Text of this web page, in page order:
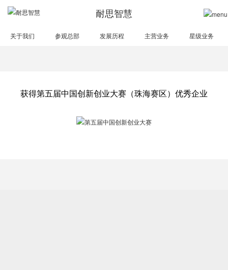
耐思智慧
关于我们 参观总部 发展历程 主营业务 星级业务
获得第五届中国创新创业大赛（珠海赛区）优秀企业